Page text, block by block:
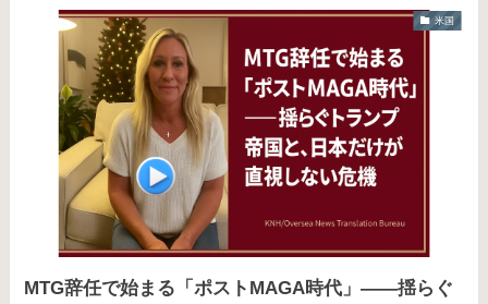
米国
MTG辞任で始まる「ポストMAGA時代」――揺らぐ